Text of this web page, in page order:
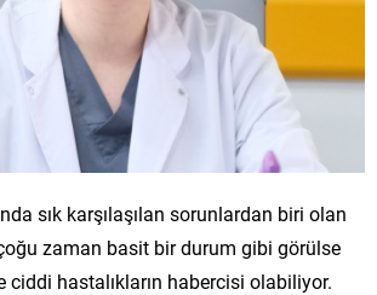
sık karşılaşılan sorunlardan biri olan
zaman basit bir durum gibi görülse
ciddi hastalıkların habercisi olabiliyor.